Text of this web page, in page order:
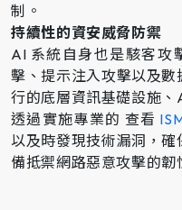
制。
持續性的資安威脅防禦
AI 系統自身也是駭客攻
擊、提示注入攻擊以及
行的底層資訊基礎設施、
透過實施專業的 查看
以及時發現技術漏洞，
備抵禦網路惡意攻擊的韌